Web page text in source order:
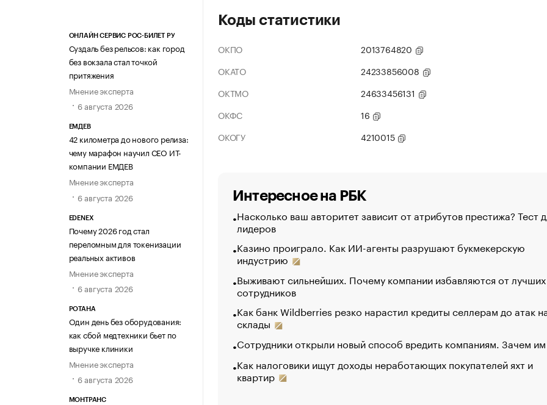
ОНЛАЙН СЕРВИС РОС-БИЛЕТ РУ
Суздаль без рельсов: как город
без вокзала стал точкой
притяжения
Мнение эксперта
6 августа 2026
ЕМДЕВ
42 километра до нового релиза:
чему марафон научил СЕО ИТ-
компании ЕМДЕВ
Мнение эксперта
6 августа 2026
EDENEX
Почему 2026 год стал
переломным для токенизации
реальных активов
Мнение эксперта
6 августа 2026
РОТАНА
Один день без оборудования:
как сбой медтехники бьет по
выручке клиники
Мнение эксперта
6 августа 2026
МОНТРАНС
Коды статистики
ОКПО
2013764820
ОКАТО
24233856008
ОКТМО
24633456131
ОКФС
16
ОКОГУ
4210015
Интересное на РБК
Насколько ваш авторитет зависит от атрибутов престижа? Тест
лидеров
Казино проиграло. Как ИИ-агенты разрушают букмекерскую
индустрию
Выживают сильнейших. Почему компании избавляются от лучших
сотрудников
Как банк Wildberries резко нарастил кредиты селлерам до атак
склады
Сотрудники открыли новый способ вредить компаниям. Зачем
Как налоговики ищут доходы неработающих покупателей яхт и
квартир